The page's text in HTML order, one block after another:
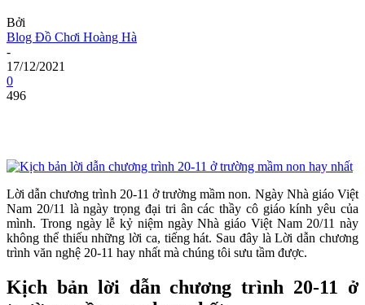
Bởi
Blog Đồ Chơi Hoàng Hà
-
17/12/2021
0
496
Lời dẫn chương trình 20-11 ở trường mầm non. Ngày Nhà giáo Việt
Nam 20/11 là ngày trọng đại tri ân các thầy cô giáo kính yêu của
mình. Trong ngày lễ kỷ niệm ngày Nhà giáo Việt Nam 20/11 này
không thể thiếu những lời ca, tiếng hát. Sau đây là Lời dẫn chương
trình văn nghệ 20-11 hay nhất mà chúng tôi sưu tầm được.
Kịch bản lời dẫn chương trình 20-11 ở